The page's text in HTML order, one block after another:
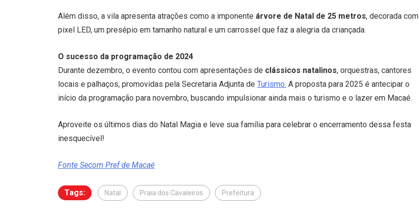
Além disso, a vila apresenta atrações como a imponente árvore de Natal de 25 metros, decorada com
pixel LED, um presépio em tamanho natural e um carrossel que faz a alegria da criançada.
O sucesso da programação de 2024
Durante dezembro, o evento contou com apresentações de clássicos natalinos, orquestras, cantores
locais e palhaços, promovidas pela Secretaria Adjunta de Turismo. A proposta para 2025 é antecipar o
início da programação para novembro, buscando impulsionar ainda mais o turismo e o lazer em Macaé.
Aproveite os últimos dias do Natal Magia e leve sua família para celebrar o encerramento dessa festa
inesquecível!
Fonte Secom Pref de Macaé
Tags: Natal Praia dos Cavaleiros Prefeitura